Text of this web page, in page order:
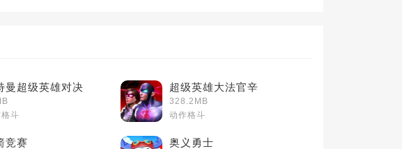
曼超级英雄对决
斗
超级英雄大法官辛
328.2MB
动作格斗
竞赛 奥义勇士